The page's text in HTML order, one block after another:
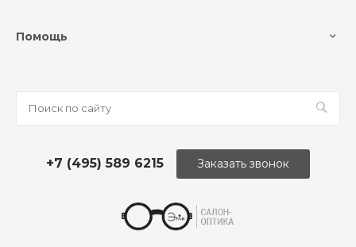
Помощь
+7 (495) 589 6215 Заказать звонок